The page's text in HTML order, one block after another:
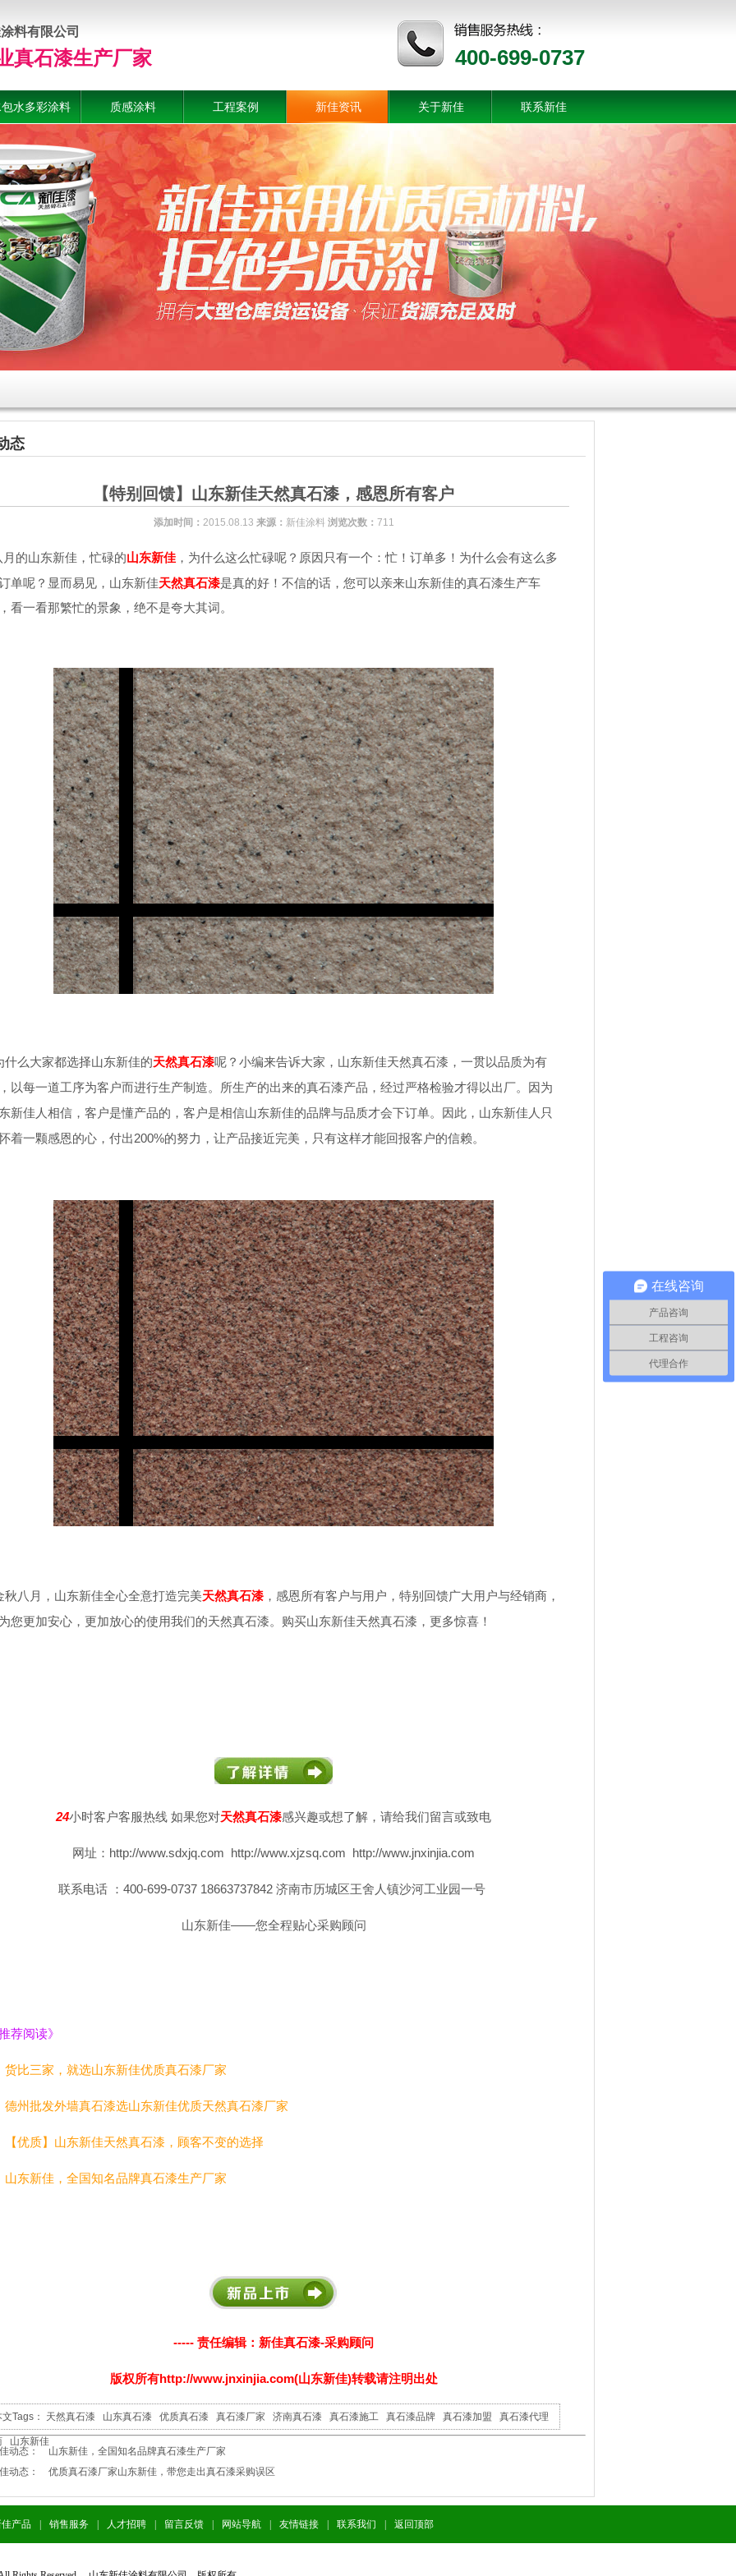
料有限公司
真石漆生产厂家 400-699-0737
水多彩涂料 质感涂料 工程案例 新佳资讯 关于新佳 联系新佳
态
【特别回馈】山东新佳天然真石漆，感恩所有客户
添加时间： 2015.08.13 来源： 新佳涂料 浏览次数： 711
月的山东新佳，忙碌的山东新佳 ，为什么这么忙碌呢？原因只有一个：忙！订单多！为什么会有这么多
单呢？显而易见，山东新佳天然真石漆是真的好！不信的话，您可以亲来山东新佳的真石漆生产车
看一看那繁忙的景象，绝不是夸大其词。
么大家都选择山东新佳的天然真石漆呢？小编来告诉大家，山东新佳天然真石漆，一贯以品质为有
以每一道工序为客户而进行生产制造。所生产的出来的真石漆产品，经过严格检验才得以出厂。因为
新佳人相信，客户是懂产品的，客户是相信山东新佳的品牌与品质才会下订单。因此，山东新佳人只
着一颗感恩的心，付出200%的努力，让产品接近完美，只有这样才能回报客户的信赖。
八月，山东新佳全心全意打造完美天然真石漆 ，感恩所有客户与用户，特别回馈广大用户与经销商，
您更加安心，更加放心的使用我们的天然真石漆。购买山东新佳天然真石漆，更多惊喜！
24小时客户客服热线 如果您对天然真石漆感兴趣或想了解，请给我们留言或致电
网址：http://www.sdxjq.com http://www.xjzsq.com http://www.jnxinjia.com
联系电话 ：400-699-0737 18663737842 济南市历城区王舍人镇沙河工业园一号
山东新佳——您全程贴心采购顾问
荐阅读》
货比三家，就选山东新佳优质真石漆厂家
德州批发外墙真石漆选山东新佳优质天然真石漆厂家
【优质】山东新佳天然真石漆，顾客不变的选择
山东新佳，全国知名品牌真石漆生产厂家
----- 责任编辑：新佳真石漆-采购顾问
版权所有http://www.jnxinjia.com(山东新佳)转载请注明出处
Tags： 天然真石漆 山东真石漆 优质真石漆 真石漆厂家 济南真石漆 真石漆施工 真石漆品牌 真石漆加盟 真石漆代理
山东新佳
动态： 山东新佳，全国知名品牌真石漆生产厂家
动态： 优质真石漆厂家山东新佳，带您走出真石漆采购误区
产品 销售服务 人才招聘 留言反馈 网站导航 友情链接 联系我们 返回顶部
在线咨询
产品咨询
工程咨询
代理合作